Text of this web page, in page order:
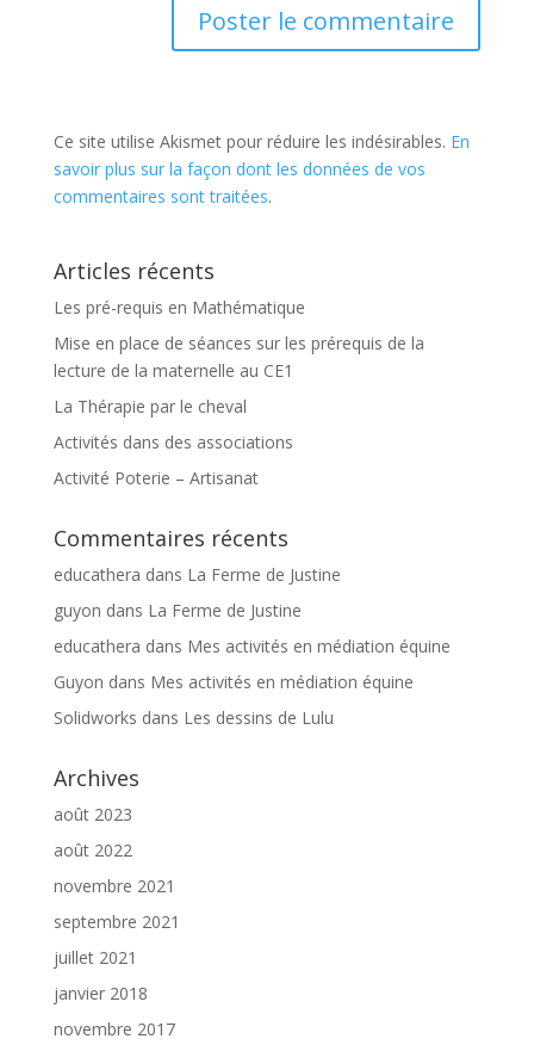
Ce site utilise Akismet pour réduire les indésirables. En
savoir plus sur la façon dont les données de vos
commentaires sont traitées.
Articles récents
Les pré-requis en Mathématique
Mise en place de séances sur les prérequis de la
lecture de la maternelle au CE1
La Thérapie par le cheval
Activités dans des associations
Activité Poterie – Artisanat
Commentaires récents
educathera dans La Ferme de Justine
guyon dans La Ferme de Justine
educathera dans Mes activités en médiation équine
Guyon dans Mes activités en médiation équine
Solidworks dans Les dessins de Lulu
Archives
août 2023
août 2022
novembre 2021
septembre 2021
juillet 2021
janvier 2018
novembre 2017